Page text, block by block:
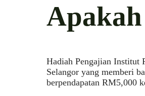
Hadiah Pengajian Institut
Selangor yang memberi
berpendapatan RM5,000